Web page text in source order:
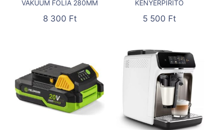
VÁKUUM FÓLIA 280MM
8 300 Ft
KENYÉRPIRÍTÓ
5 500 Ft